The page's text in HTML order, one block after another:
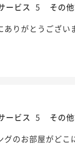
ービス 5 その
りがとうござい
ービス 5 その
のお部屋がど